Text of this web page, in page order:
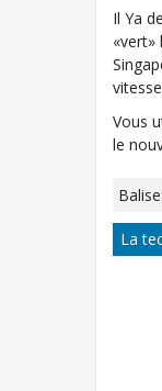
Il Ya
«vert»
Vous
le
Balise:
La